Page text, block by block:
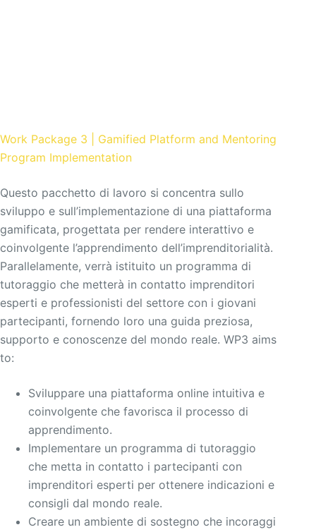
Work Package 3 | Gamified Platform and Mentoring
Program Implementation
Questo pacchetto di lavoro si concentra sullo
sviluppo e sull’implementazione di una piattaforma
gamificata, progettata per rendere interattivo e
coinvolgente l’apprendimento dell’imprenditorialità.
Parallelamente, verrà istituito un programma di
tutoraggio che metterà in contatto imprenditori
esperti e professionisti del settore con i giovani
partecipanti, fornendo loro una guida preziosa,
supporto e conoscenze del mondo reale. WP3 aims
to:
Sviluppare una piattaforma online intuitiva e
coinvolgente che favorisca il processo di
apprendimento.
Implementare un programma di tutoraggio
che metta in contatto i partecipanti con
imprenditori esperti per ottenere indicazioni e
consigli dal mondo reale.
Creare un ambiente di sostegno che incoraggi